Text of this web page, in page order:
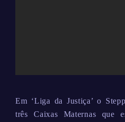
Em ‘Liga da Justiça’ o
três Caixas Maternas que